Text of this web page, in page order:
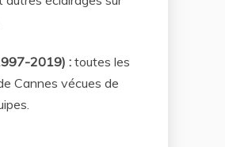
2019) :toutes les
Cannes vécues de